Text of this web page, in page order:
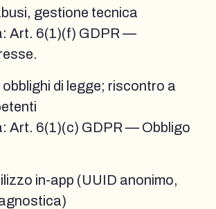
gestione tecnica
Art. 6(1)(f) GDPR —
di legge; riscontro a
Art. 6(1)(c) GDPR — Obbligo
in-app (UUID anonimo,